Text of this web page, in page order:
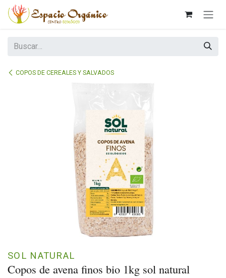
Ir al contenido
COPOS DE CEREALES Y SALVADOS
Copos de avena finos bio 1kg sol natural
SOL NATURAL